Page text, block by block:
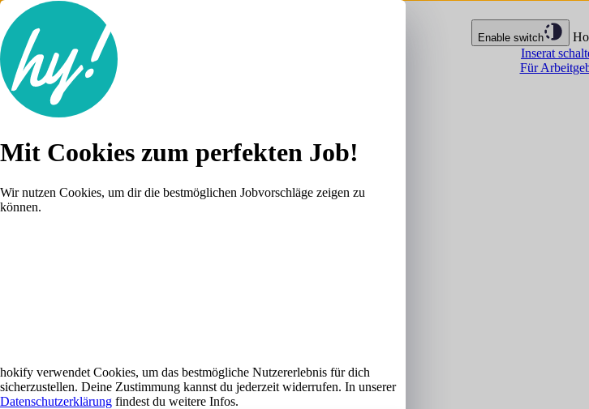
Enable switch
Inserat
Für
Lebenslauf
N
NAVIGATION
Mit Cookies zum perfekten Job!
Wir nutzen Cookies, um dir die bestmöglichen Jobvorschläge zeigen zu
können.
hokify verwendet Cookies, um das bestmögliche Nutzererlebnis für dich
sicherzustellen. Deine Zustimmung kannst du jederzeit widerrufen. In unserer
Datenschutzerklärung findest du weitere Infos.